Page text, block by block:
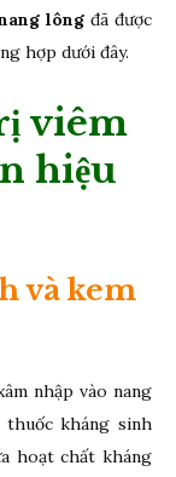
lông đã được
hợp dưới đây.
viêm
hiệu
và kem
nhập vào nang
kháng sinh
hoạt chất kháng